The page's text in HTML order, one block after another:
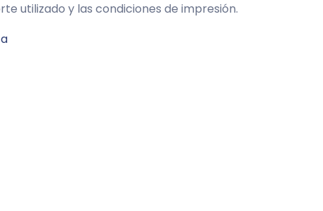
utilizado y las condiciones de impresión.